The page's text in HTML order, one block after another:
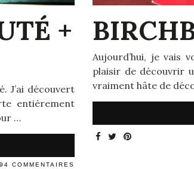
+
J’ai découvert
entièrement
…
94 COMMENTAIRES
Aujourd’hui, je vais
plaisir de découvrir
vraiment hâte de